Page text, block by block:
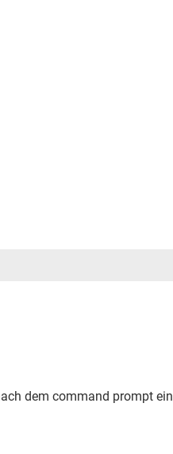
dem command prompt ein